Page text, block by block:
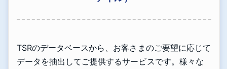
TSRのデータベースから、お客さまのご要望に応じて
データを抽出してご提供するサービスです。様々な